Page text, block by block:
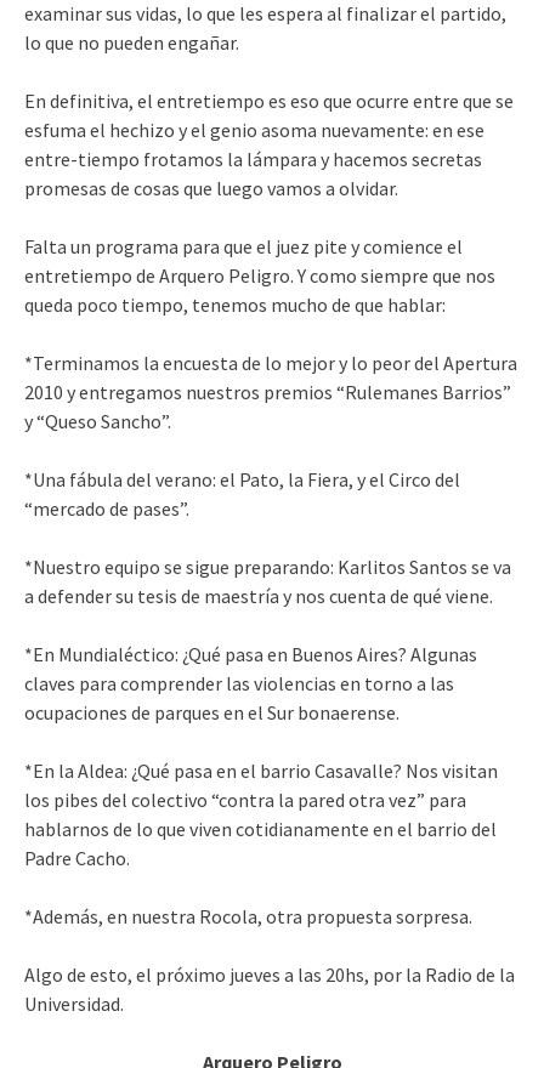
examinar sus vidas, lo que les espera al finalizar el partido,
lo que no pueden engañar.
En definitiva, el entretiempo es eso que ocurre entre que se
esfuma el hechizo y el genio asoma nuevamente: en ese
entre-tiempo frotamos la lámpara y hacemos secretas
promesas de cosas que luego vamos a olvidar.
Falta un programa para que el juez pite y comience el
entretiempo de Arquero Peligro. Y como siempre que nos
queda poco tiempo, tenemos mucho de que hablar:
*Terminamos la encuesta de lo mejor y lo peor del Apertura
2010 y entregamos nuestros premios “Rulemanes Barrios”
y “Queso Sancho”.
*Una fábula del verano: el Pato, la Fiera, y el Circo del
“mercado de pases”.
*Nuestro equipo se sigue preparando: Karlitos Santos se va
a defender su tesis de maestría y nos cuenta de qué viene.
*En Mundialéctico: ¿Qué pasa en Buenos Aires? Algunas
claves para comprender las violencias en torno a las
ocupaciones de parques en el Sur bonaerense.
*En la Aldea: ¿Qué pasa en el barrio Casavalle? Nos visitan
los pibes del colectivo “contra la pared otra vez” para
hablarnos de lo que viven cotidianamente en el barrio del
Padre Cacho.
*Además, en nuestra Rocola, otra propuesta sorpresa.
Algo de esto, el próximo jueves a las 20hs, por la Radio de la
Universidad.
Arquero Peligro